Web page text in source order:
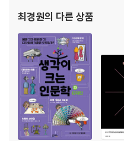
는 디자인의 비밀』『Great
최경원의 다른 상품